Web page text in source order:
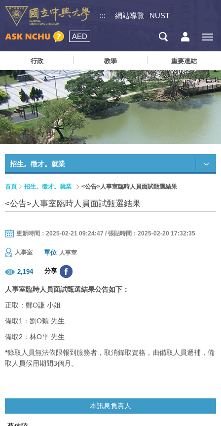
::: 網站導覽 NUST
AED
行政 教學 重要連結
招生。徵才。就業
首頁 招生。徵才。就業 <公告>人事室臨時人員面試甄選結果
<公告>人事室臨時人員面試甄選結果
更新時間：2025-02-21 09:24:47 / 張貼時間：2025-02-20 17:32:35
人事室 單位 人事室
2,194 分享
人事室臨時人員面試甄選結果公告如下：
正取：鄭O謙 小姐
備取1：劉O穎 先生
備取2：林O平 先生
*錄取人員無法依限報到服務者，取消錄取資格，由備取人員遞補，備
取人員候用期間3個月。
本訊息負責人